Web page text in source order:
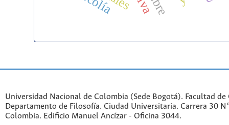
Universidad Nacional de Colombia (Sede Bogotá). Facultad de
Departamento de Filosofía. Ciudad Universitaria. Carrera 30
Colombia. Edificio Manuel Ancízar - Oficina 3044.